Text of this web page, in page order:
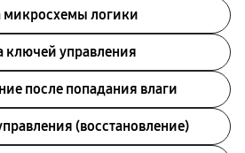
микросхемы логики
ключей управления
после попадания влаги
(восстановление)